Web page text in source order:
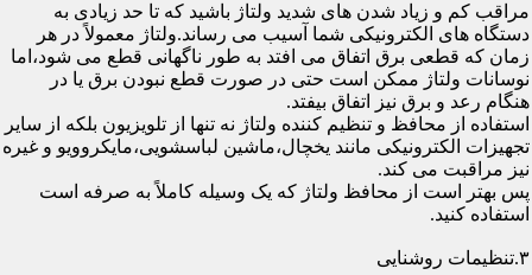
مراقب کم و زیاد شدن های شدید ولتاژ باشید که تا حد زیادی به
دستگاه های الکترونیکی شما آسیب می رساند.ولتاژ معمولاً در هر
زمان که قطعی برق اتفاق می افتد به طور ناگهانی قطع می شود،اما
نوسانات ولتاژ ممکن است حتی در صورت قطع نبودن برق یا در
هنگام رعد و برق نیز اتفاق بیفتد.
استفاده از محافظ و تنظیم کننده ولتاژ نه تنها از تلویزیون بلکه از سایر
تجهیزات الکترونیکی مانند یخچال،ماشین لباسشویی،مایکروویو و غیره
نیز مراقبت می کند.
پس بهتر است از محافظ ولتاژ که یک وسیله کاملاً به صرفه است
استفاده کنید.
۳.تنظیمات روشنایی